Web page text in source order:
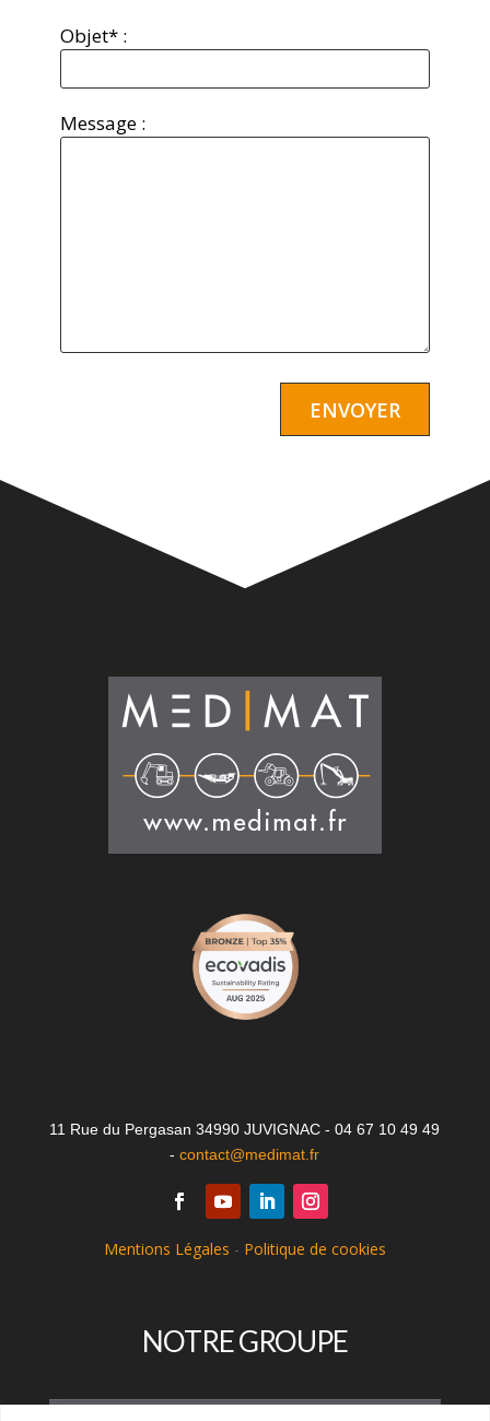
Objet* :
Message :
11 Rue du Pergasan 34990 JUVIGNAC - 04 67 10 49 49
-contact@medimat.fr
Mentions Légales - Politique de cookies
NOTRE GROUPE